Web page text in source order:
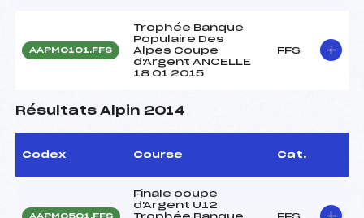
AAPM0101.FFS
Trophée Banque
Populaire Des
Alpes Coupe
d'Argent ANCELLE
18 01 2015
FFS
Résultats Alpin 2014
Codex Course Cat.
AAPM0501.FFS
Finale coupe
d'Argent U12
Trophée Banque
FFS